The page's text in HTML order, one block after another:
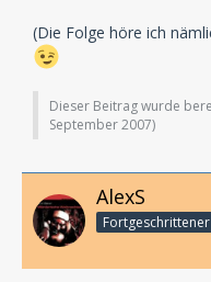
(Die Folge höre ich
Dieser Beitrag wurde
September 2007)
AlexS
Fortgeschrittener